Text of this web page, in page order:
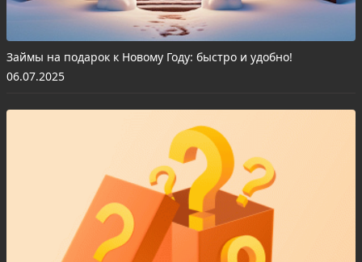
Займы на подарок к Новому Году: быстро и удобно!
06.07.2025